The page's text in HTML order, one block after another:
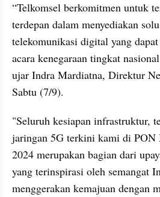
“Telkomsel berkomitmen untuk
terdepan dalam menyediakan
telekomunikasi digital yang
acara kenegaraan tingkat
ujar Indra Mardiatna, Direktur
Sabtu (7/9).
"Seluruh kesiapan infrastruktur,
jaringan 5G terkini kami di
2024 merupakan bagian dari
yang terinspirasi oleh semangat
menggerakan kemajuan dengan